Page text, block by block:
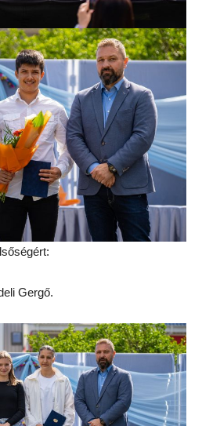
Gergő.